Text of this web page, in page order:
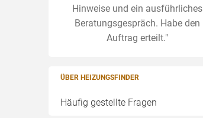
Hinweise und ein ausführliches
Beratungsgespräch. Habe den
Auftrag erteilt."
ÜBER HEIZUNGSFINDER
Häufig gestellte Fragen